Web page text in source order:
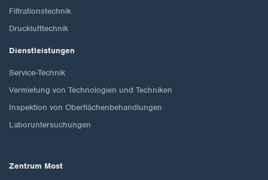
Filtrationstechnik
Drucklufttechnik
Dienstleistungen
Service-Technik
Vermietung von Technologien und Techniken
Inspektion von Oberflächenbehandlungen
Laboruntersuchungen
Zentrum Most